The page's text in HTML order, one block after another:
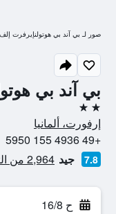
بي آند بي
2 نجمتين
إرفورت، ألمانيا
+49 4936 155 5950
7.8 جيد 2,964 من التقييمات تم التحقق منها
ح 16/8
صور لـ بي آند بي هوتولنإيرفرت